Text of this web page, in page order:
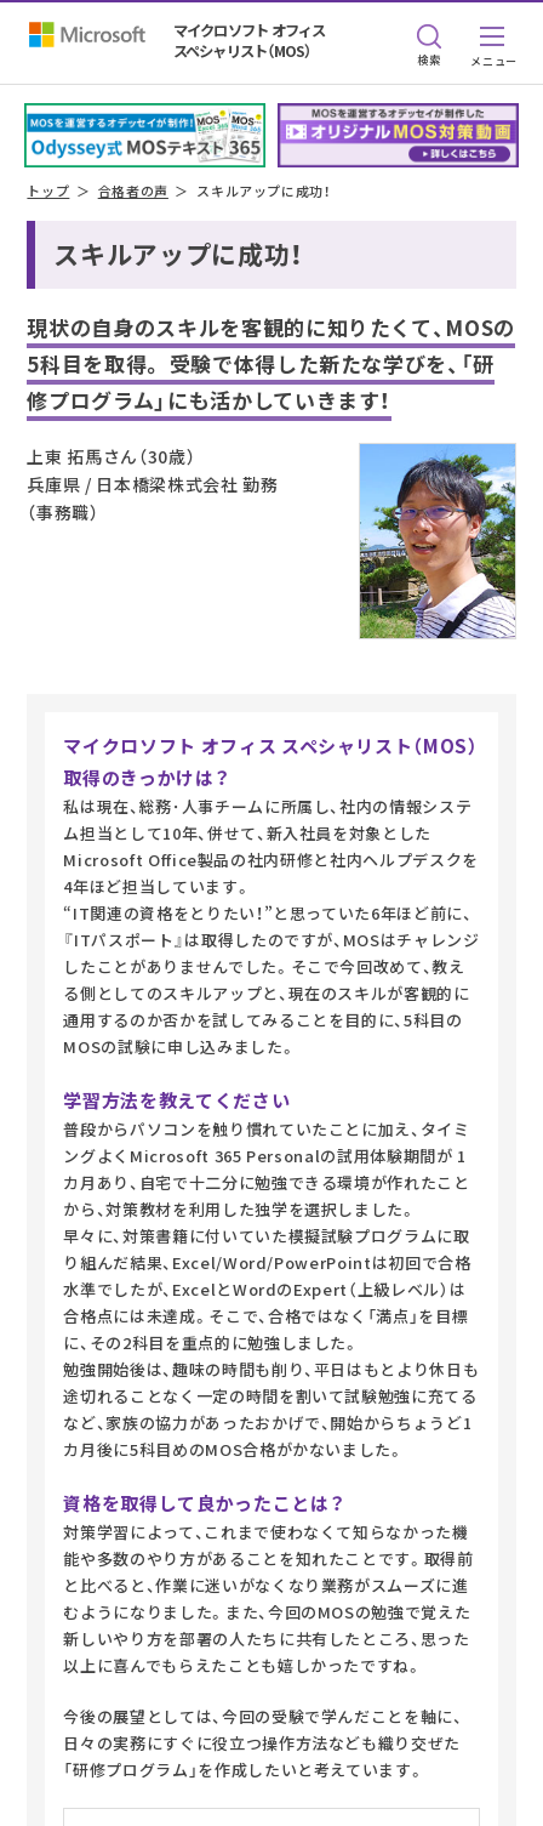
マイクロソフト オフィス
スペシャリスト（MOS）
検索
トップ 合格者の声 スキルアップに成功！
スキルアップに成功！
現状の自身のスキルを客観的に知りたくて、MOSの
5科目を取得。 受験で体得した新たな学びを、「研
修プログラム」にも活かしていきます！
上東 拓馬さん（30歳）
兵庫県 / 日本橋梁株式会社 勤務
（事務職）
マイクロソフト オフィス スペシャリスト（MOS）
取得のきっかけは？
私は現在、総務･人事チームに所属し、社内の情報システ
ム担当として10年、併せて、新入社員を対象とした
Microsoft Office製品の社内研修と社内ヘルプデスクを
4年ほど担当しています。
“IT関連の資格をとりたい！”と思っていた6年ほど前に、
『ITパスポート』は取得したのですが、MOSはチャレンジ
したことがありませんでした。そこで今回改めて、教え
る側としてのスキルアップと、現在のスキルが客観的に
通用するのか否かを試してみることを目的に、5科目の
MOSの試験に申し込みました。
学習方法を教えてください
普段からパソコンを触り慣れていたことに加え、タイミ
ングよくMicrosoft 365 Personalの試用体験期間が 1
カ月あり、自宅で十二分に勉強できる環境が作れたこと
から、対策教材を利用した独学を選択しました。
早々に、対策書籍に付いていた模擬試験プログラムに取
り組んだ結果、Excel/Word/PowerPointは初回で合格
水準でしたが、ExcelとWordのExpert（上級レベル）は
合格点には未達成。そこで、合格ではなく「満点」を目標
に、その2科目を重点的に勉強しました。
勉強開始後は、趣味の時間も削り、平日はもとより休日も
途切れることなく一定の時間を割いて試験勉強に充てる
など、家族の協力があったおかげで、開始からちょうど1
カ月後に5科目めのMOS合格がかないました。
資格を取得して良かったことは？
対策学習によって、これまで使わなくて知らなかった機
能や多数のやり方があることを知れたことです。取得前
と比べると、作業に迷いがなくなり業務がスムーズに進
むようになりました。また、今回のMOSの勉強で覚えた
新しいやり方を部署の人たちに共有したところ、思った
以上に喜んでもらえたことも嬉しかったですね。
今後の展望としては、今回の受験で学んだことを軸に、
日々の実務にすぐに役立つ操作方法なども織り交ぜた
「研修プログラム」を作成したいと考えています。